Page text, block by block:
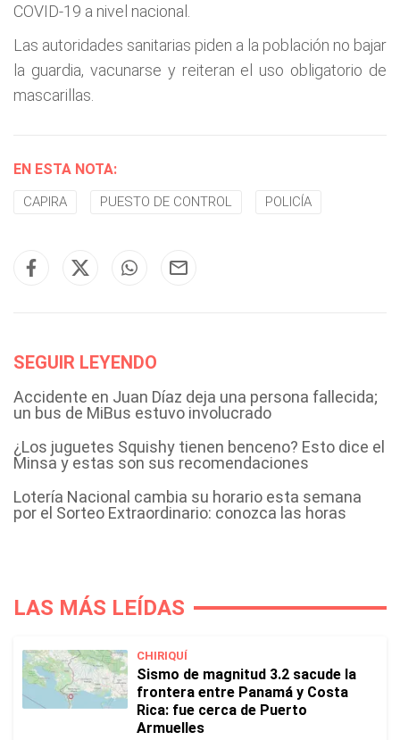
COVID-19 a nivel nacional.
Las autoridades sanitarias piden a la población no bajar
la guardia, vacunarse y reiteran el uso obligatorio de
mascarillas.
EN ESTA NOTA:
CAPIRA PUESTO DE CONTROL POLICÍA
SEGUIR LEYENDO
Accidente en Juan Díaz deja una persona fallecida;
un bus de MiBus estuvo involucrado
¿Los juguetes Squishy tienen benceno? Esto dice el
Minsa y estas son sus recomendaciones
Lotería Nacional cambia su horario esta semana
por el Sorteo Extraordinario: conozca las horas
LAS MÁS LEÍDAS
CHIRIQUÍ
Sismo de magnitud 3.2 sacude la
frontera entre Panamá y Costa
Rica: fue cerca de Puerto
Armuelles